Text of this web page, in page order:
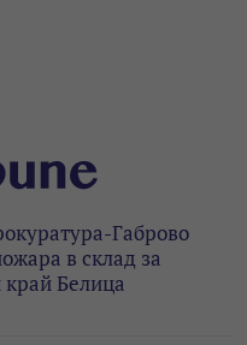
Габрово
в склад за
Белица